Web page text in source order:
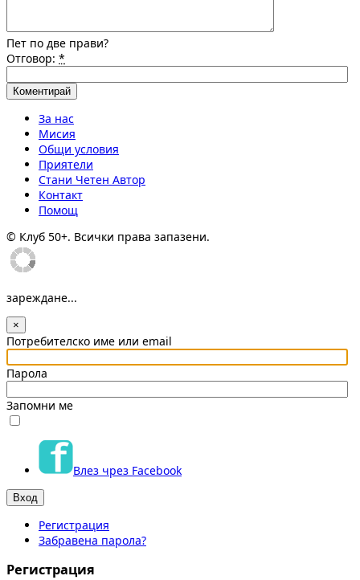
Пет по две прави?
Отговор: *
За нас
Мисия
Общи условия
Приятели
Стани Четен Автор
Контакт
Помощ
© Клуб 50+. Всички права запазени.
зареждане...
×
Потребителско име или email
Парола
Запомни ме
Влез чрез Facebook
Регистрация
Забравена парола?
Регистрация